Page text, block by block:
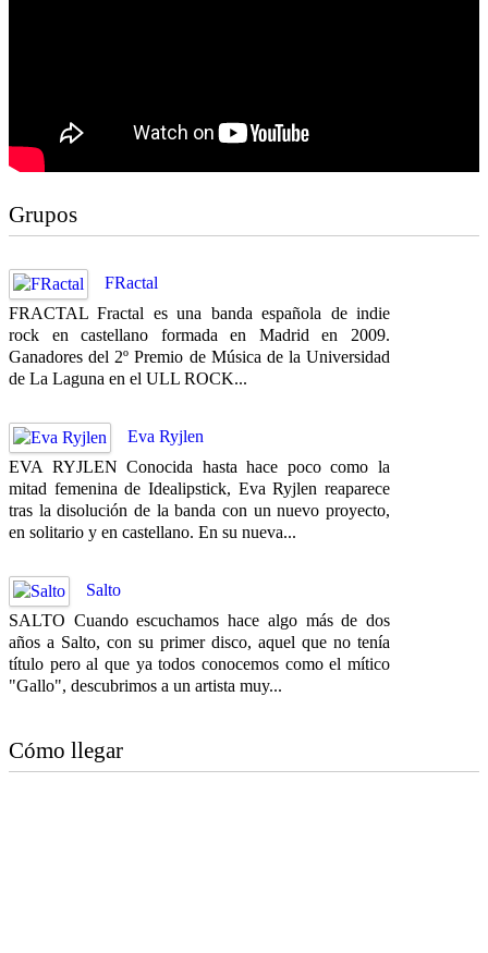
Grupos
FRactal
FRACTAL Fractal es una banda española de indie
rock en castellano formada en Madrid en 2009.
Ganadores del 2º Premio de Música de la Universidad
de La Laguna en el ULL ROCK...
Eva Ryjlen
EVA RYJLEN Conocida hasta hace poco como la
mitad femenina de Idealipstick, Eva Ryjlen reaparece
tras la disolución de la banda con un nuevo proyecto,
en solitario y en castellano. En su nueva...
Salto
SALTO Cuando escuchamos hace algo más de dos
años a Salto, con su primer disco, aquel que no tenía
título pero al que ya todos conocemos como el mítico
"Gallo", descubrimos a un artista muy...
Cómo llegar